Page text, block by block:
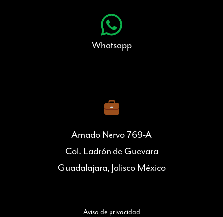
Whatsapp
Amado Nervo 769-A
Col. Ladrón de Guevara
Guadalajara, Jalisco México
Aviso de privacidad